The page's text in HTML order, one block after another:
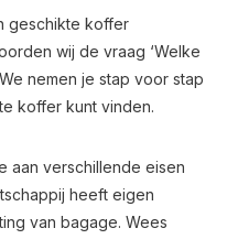
geschikte koffer
wij de vraag ‘Welke
nemen je stap voor stap
koffer kunt vinden.
aan verschillende eisen
heeft eigen
van bagage. Wees